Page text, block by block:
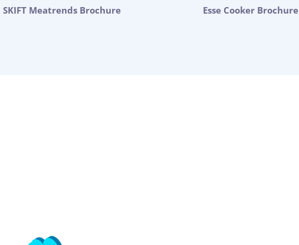
SKIFT Meatrends Brochure Esse Cooker Brochure